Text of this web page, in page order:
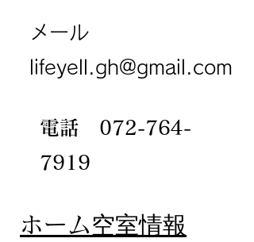
メール
lifeyell.gh@gmail.com
電話 072-764-
7919
​ホーム空室情報